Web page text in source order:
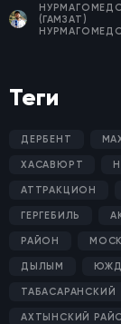
(ГАМЗАТ)
Теги
ДЕРБЕНТ
ХАСАВЮРТ
АТТРАКЦИОН
ГЕРГЕБИЛЬ
РАЙОН
ДЫЛЫМ
ТАБАСАРАНСКИЙ
АХТЫНСКИЙ